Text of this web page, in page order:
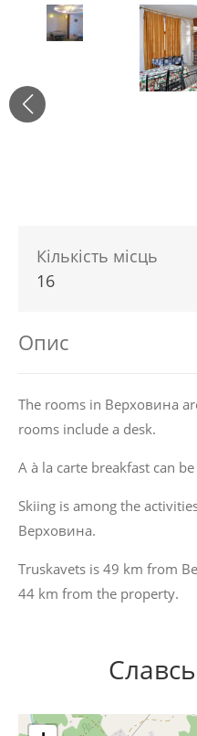
Кількість місць
16
Опис
The rooms in Верховина
rooms include a desk.
A à la carte breakfast can
Skiing is among the
Верховина.
Truskavets is 49 km from
44 km from the property.